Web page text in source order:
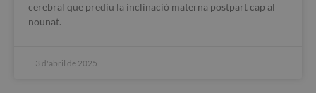
cerebral que prediu la inclinació materna postpart cap al
nounat.
3 d'abril de 2025